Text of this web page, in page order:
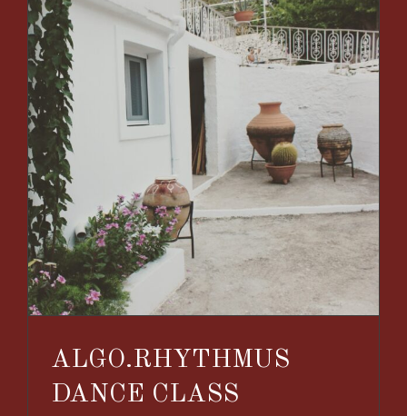
ALGO.RHYTHMUS
DANCE CLASS